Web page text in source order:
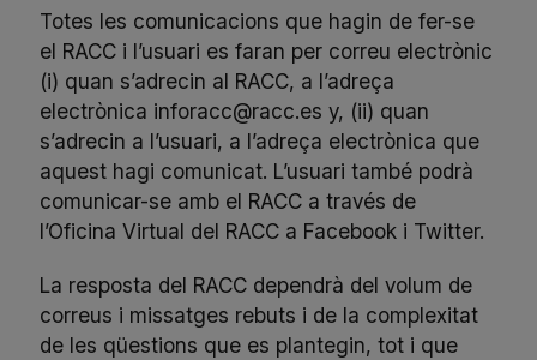
Totes les comunicacions que hagin de fer-se
el RACC i l’usuari es faran per correu electrònic
(i) quan s’adrecin al RACC, a l’adreça
electrònica inforacc@racc.es y, (ii) quan
s’adrecin a l’usuari, a l’adreça electrònica que
aquest hagi comunicat. L’usuari també podrà
comunicar-se amb el RACC a través de
l’Oficina Virtual del RACC a Facebook i Twitter.
La resposta del RACC dependrà del volum de
correus i missatges rebuts i de la complexitat
de les qüestions que es plantegin, tot i que